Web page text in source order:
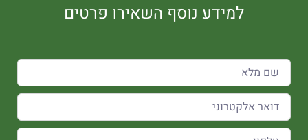
למידע נוסף השאירו פרטים